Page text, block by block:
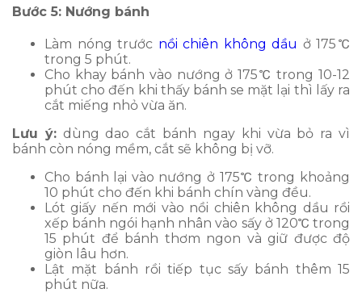
Bước 5: Nướng bánh
Làm nóng trước nồi chiên không dầu ở 175℃
trong 5 phút.
Cho khay bánh vào nướng ở 175℃ trong 10-12
phút cho đến khi thấy bánh se mặt lại thì lấy ra
cắt miếng nhỏ vừa ăn.
Lưu ý:dùng dao cắt bánh ngay khi vừa bỏ ra vì
bánh còn nóng mềm, cắt sẽ không bị vỡ.
Cho bánh lại vào nướng ở 175℃ trong khoảng
10 phút cho đến khi bánh chín vàng đều.
Lót giấy nến mới vào nồi chiên không dầu rồi
xếp bánh ngói hạnh nhân vào sấy ở 120℃ trong
15 phút để bánh thơm ngon và giữ được độ
giòn lâu hơn.
Lật mặt bánh rồi tiếp tục sấy bánh thêm 15
phút nữa.